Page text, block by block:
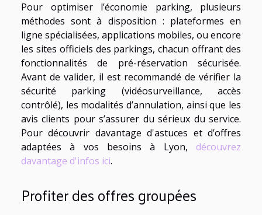
Pour optimiser l’économie parking, plusieurs
méthodes sont à disposition : plateformes en
ligne spécialisées, applications mobiles, ou encore
les sites officiels des parkings, chacun offrant des
fonctionnalités de pré-réservation sécurisée.
Avant de valider, il est recommandé de vérifier la
sécurité parking (vidéosurveillance, accès
contrôlé), les modalités d’annulation, ainsi que les
avis clients pour s’assurer du sérieux du service.
Pour découvrir davantage d'astuces et d’offres
adaptées à vos besoins à Lyon, découvrez
davantage d'infos ici.
Profiter des offres groupées